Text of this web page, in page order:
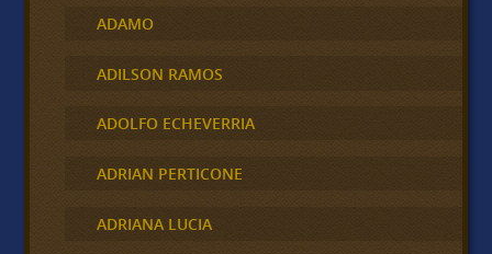
ADAMO
ADILSON RAMOS
ADOLFO ECHEVERRIA
ADRIAN PERTICONE
ADRIANA LUCIA